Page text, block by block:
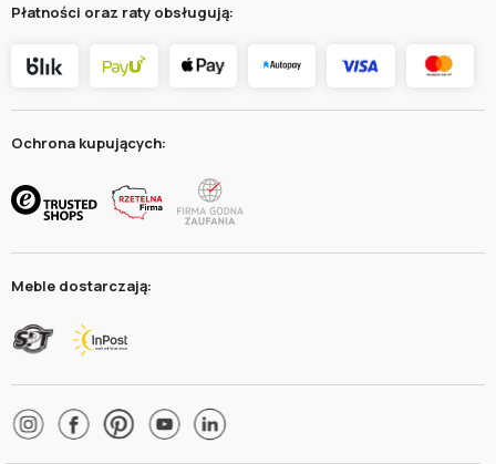
Płatności oraz raty obsługują:
Ochrona kupujących:
Meble dostarczają: